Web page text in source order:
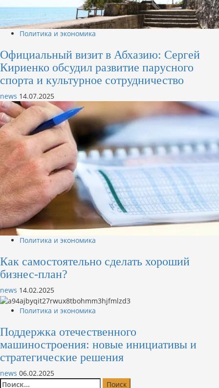
Политика и экономика
Официальный визит в Абхазию: Сергей
Кириенко обсудил развитие парусного
спорта и культурное сотрудничество
news 14.07.2025
Политика и экономика
Как самостоятельно сделать хороший
бизнес-план?
news 14.02.2025
Политика и экономика
Поддержка отечественного
машиностроения: новые инициативы и
стратегические решения
news 06.02.2025
Найти: